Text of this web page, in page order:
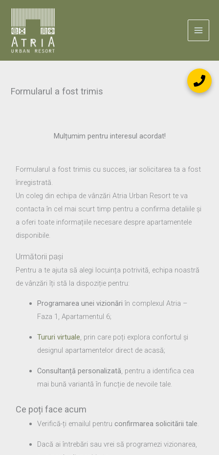
content
Formularul a fost trimis
Mulțumim pentru interesul acordat!
Formularul a fost trimis cu succes, iar solicitarea ta a fost
înregistrată.
Un coleg din echipa de vânzări Atria Urban Resort te va
contacta în cel mai scurt timp pentru a confirma detaliile și
a oferi toate informațiile necesare despre apartamentele
disponibile.
Următorii pași
Pentru a te ajuta să alegi locuința potrivită, echipa noastră
de vânzări îți stă la dispoziție pentru:
Programarea unei vizionări în complexul Atria –
Faza 1, Apartamentul 6;
Tururi virtuale, prin care poți explora confortul și
designul apartamentelor direct de acasă;
Consultanță personalizată , pentru a identifica cea
mai bună variantă în funcție de nevoile tale.
Ce poți face acum
Verifică-ți emailul pentru confirmarea solicitării tale.
Dacă ai întrebări sau vrei să programezi vizionarea,